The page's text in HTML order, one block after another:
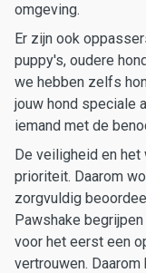
omgeving.
Er zijn ook
puppy's, oudere
we hebben zelfs
jouw hond speciale
iemand met de
De veiligheid en
prioriteit. Daarom
zorgvuldig
Pawshake
voor het eerst een
vertrouwen.